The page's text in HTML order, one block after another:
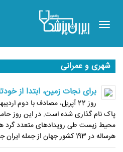
Toggle
navigation
شهری و عمرانی
برای نجات زمین، ابتدا از
روز 22 آپریل، مصادف با دوم
پاک نام گذاری شده است. در این روز
محیط زیست طی رویدادهای متعدد گرد
هرساله در 193 کشور جهان از جمله ایران جشن گرفته می‌شود.